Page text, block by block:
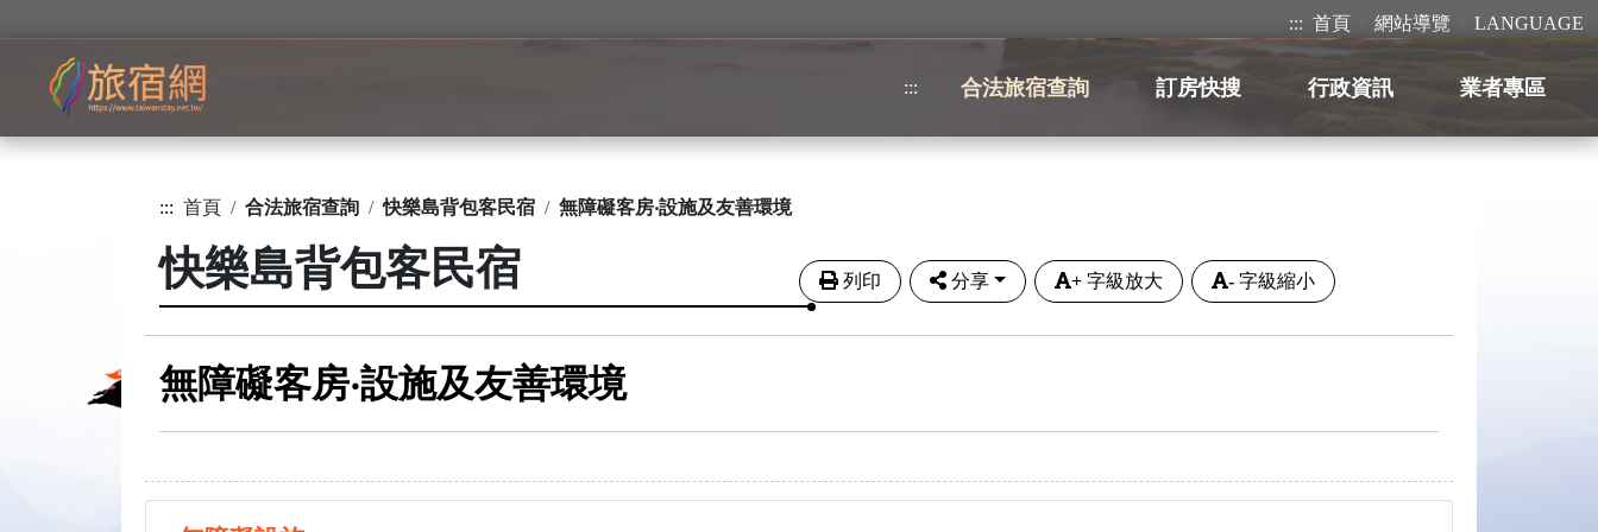
::: 首頁 網站導覽 LANGUAGE
::: 合法旅宿查詢 訂房快搜 行政資訊 業者專區
::: 首頁 合法旅宿查詢 快樂島背包客民宿 無障礙客房‧設施及友善環境
快樂島背包客民宿 列印 分享 + 字級放大 - 字級縮小
無障礙客房‧設施及友善環境